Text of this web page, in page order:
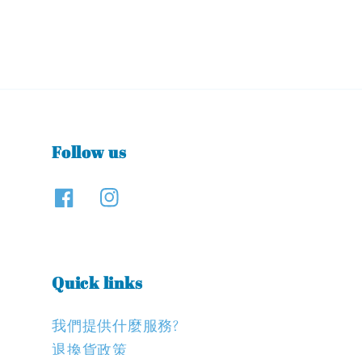
Follow us
Quick links
我們提供什麼服務?
退換貨政策